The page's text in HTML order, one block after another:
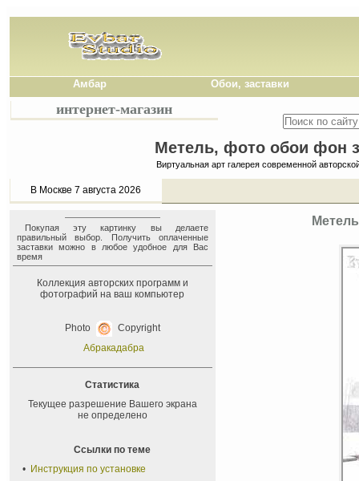
Амбар Обои, заставки
интернет-магазин
Метель, фото обои фон
Виртуальная арт галерея современной
В Москве 7 августа 2026
Покупая эту картинку вы делаете
правильный выбор. Получить оплаченные
заставки можно в любое удобное для Вас
время
Коллекция авторских программ и
фотографий на ваш компьютер
Photo
Copyright
Абракадабра
Статистика
Текущее разрешение Вашего экрана
не определено
Ссылки по теме
• Инструкция по установке